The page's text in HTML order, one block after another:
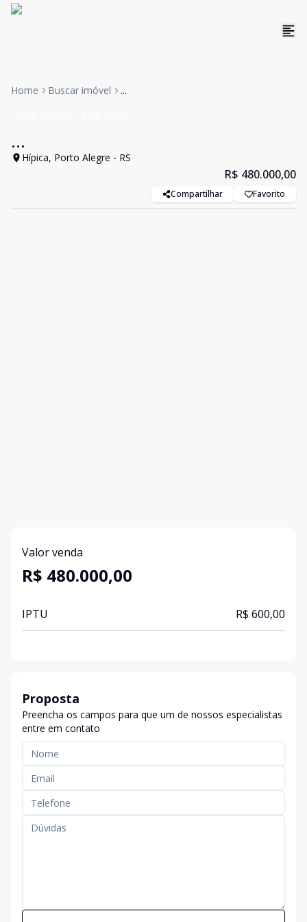
Home Buscar imóvel ...
...
Hípica, Porto Alegre - RS
R$ 480.000,00
Compartilhar Favorito
Valor venda
R$ 480.000,00
IPTU R$ 600,00
Proposta
Preencha os campos para que um de nossos especialistas
entre em contato